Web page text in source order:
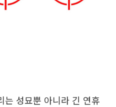
는 성묘뿐 아니라 긴 연휴